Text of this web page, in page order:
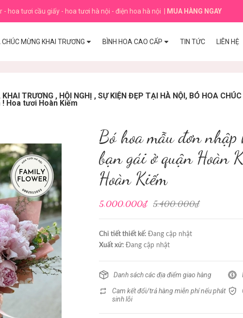
hoa tươi cầu giấy - hoa tươi hà nội - điện hoa hà nội MUA HÀNG NGAY
CHÚC MỪNG KHAI TRƯƠNG BÌNH HOA CAO CẤP TIN TỨC LIÊN HỆ
TRƯƠNG , HỘI NGHỊ , SỰ KIỆN ĐẸP TẠI HÀ NỘI, BÓ HOA
Hoa tươi Hoàn Kiếm
Bó hoa mẫu đơn
bạn gái ở quận Hoàn
Hoàn Kiếm
5.000.000₫ 5.400.000₫
Chi tiết thiết kế: Đang cập nhật
Xuất xứ: Đang cập nhật
Danh sách các địa điểm giao hàng
Cam kết đổi/trả hàng miễn phí nếu phát
sinh lỗi